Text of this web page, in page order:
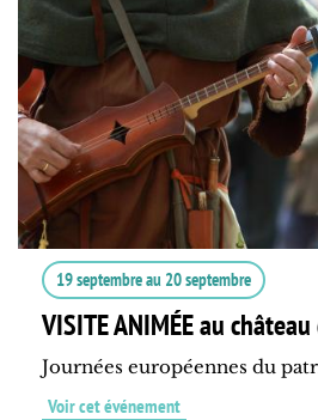
19 septembreau 20 septembre
VISITE ANIMÉE au
Journées européennes du
Voir cet événement